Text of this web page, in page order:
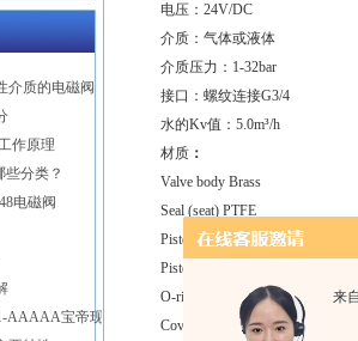
来
电压：24V/DC
介质：气体或液体
介质压力：1-32bar
接口：螺纹连接G3/4
水的Kv值：5.0m³/h
材质 ：
Valve body Brass
Seal (seat) PTFE
Piston Brass
Piston-seal PTFE
O-rings NBR (FKM optional)
Cover Brass
介质的电磁阀
作原理
些分类？
电磁阀
AAAAA宝帝现货